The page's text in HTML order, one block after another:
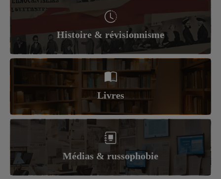
Histoire & révisionnisme
Livres
Médias & russophobie